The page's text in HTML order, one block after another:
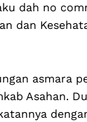
dah no
dan
asmara
Asahan.